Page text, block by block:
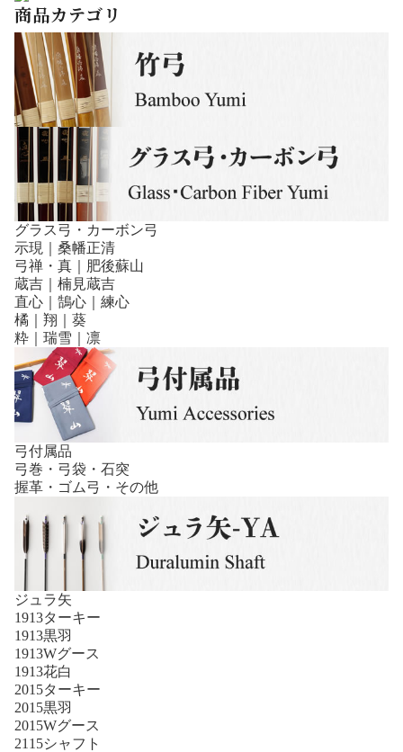
商品カテゴリ
グラス弓・カーボン弓
示現｜桑幡正清
弓禅・真｜肥後蘇山
蔵吉｜楠見蔵吉
直心｜鵠心｜練心
橘｜翔｜葵
粋｜瑞雪｜凛
弓付属品
弓巻・弓袋・石突
握革・ゴム弓・その他
ジュラ矢
1913ターキー
1913黒羽
1913Wグース
1913花白
2015ターキー
2015黒羽
2015Wグース
2115シャフト